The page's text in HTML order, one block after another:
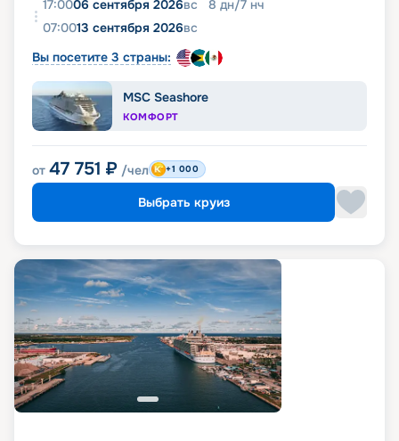
17:0006 сентября 2026вс 8 дн/7 нч
07:0013 сентября 2026вс
Вы посетите 3 страны:
MSC Seashore
КОМФОРТ
от 47 751 ₽ /чел +1 000
Выбрать круиз